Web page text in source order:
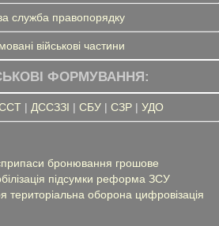
служба правопорядку
військові частини
ФОРМУВАННЯ:
| ДССЗЗІ | СБУ| СЗР| УДО
бронювання грошове
підсумки реформа ЗСУ
територіальна оборона цифровізація